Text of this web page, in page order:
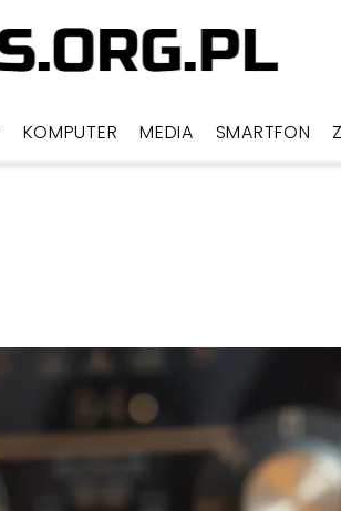
KOMPUTER MEDIA SMARTFON